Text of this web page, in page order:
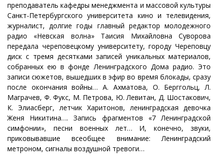
преподаватель кафедры менеджмента и массовой культуры
Санкт-Петербургского университета кино и телевидения,
журналист, долгие годы главный редактор молодежного
радио «Невская волна» Таисия Михайловна Суворова
передала череповецкому университету, городу Череповцу
диск с тремя десятками записей уникальных материалов,
собранных ею в фонде Ленинградского Дома радио. Это
записи сюжетов, вышедших в эфир во время блокады, сразу
после окончания войны… А. Ахматова, О. Берггольц, Л.
Маграчев, Ф. Фукс, М. Петрова, Ю. Левитан, Д. Шостакович,
К. Элиасберг, летчик Харитонов, ленинградская девочка
Женя Никитина…. Запись фрагментов «7 Ленинградской
симфонии», песни военных лет… И, конечно, звуки,
приковывавшие всеобщее внимание: Ленинградский
метроном, сигналы воздушной тревоги…